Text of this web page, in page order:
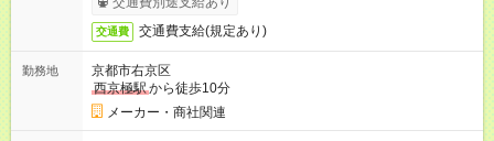
交通費 交通費支給(規定あり)
勤務地
京都市右京区
西京極駅から徒歩10分
メーカー・商社関連